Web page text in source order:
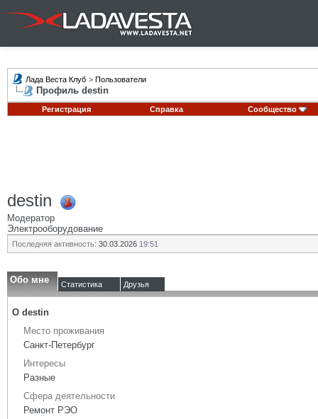
Лада Веста Клуб > Пользователи
Профиль destin
Регистрация Справка Сообщество
destin
Модератор
Электрооборудование
Последняя активность: 30.03.2026 19:51
Обо мне Статистика Друзья
О destin
Место проживания
Санкт-Петербург
Интересы
Разные
Сфера деятельности
Ремонт РЭО